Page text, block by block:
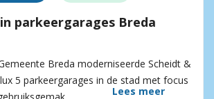
parkeergarages Breda
Breda moderniseerde Scheidt &
5 parkeergarages in de stad met focus
Lees meer